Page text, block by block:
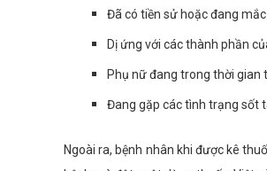
Đã có tiền sử hoặc đang
Dị ứng với các thành phần
Phụ nữ đang trong thời gian
Đang gặp các tình trạng sốt
Ngoài ra, bệnh nhân khi được kê